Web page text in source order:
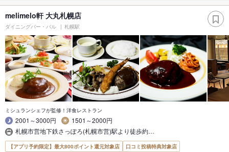
melimelo軒 大丸札幌店
ダイニングバー・バル 札幌駅
ミシュランシェフが監修！洋食レストラン
2001～3000円
1501～2000円
札幌市営地下鉄さっぽろ(札幌市営)駅より徒歩約…
【アプリ予約限定】最大800ポイント還元対象店
口コミ投稿特典対象店